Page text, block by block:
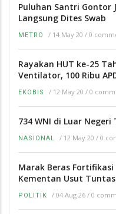
Puluhan Santri Gontor
Langsung Dites Swab
METRO / 14 May 20 / 0
Rayakan HUT ke-25
Ventilator, 100 Ribu
EKOBIS / 12 May 20 / 0
734 WNI di Luar Negeri
NASIONAL / 12 May 20 / 0
Marak Beras Fortifikasi
Kementan Usut Tuntas
POLITIK / 04 Aug 26 / 0